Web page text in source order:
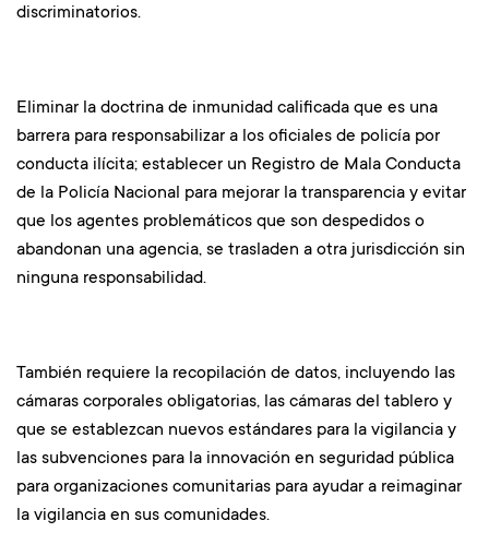
discriminatorios.
Eliminar la doctrina de inmunidad calificada que es una
barrera para responsabilizar a los oficiales de policía por
conducta ilícita; establecer un Registro de Mala Conducta
de la Policía Nacional para mejorar la transparencia y evitar
que los agentes problemáticos que son despedidos o
abandonan una agencia, se trasladen a otra jurisdicción sin
ninguna responsabilidad.
También requiere la recopilación de datos, incluyendo las
cámaras corporales obligatorias, las cámaras del tablero y
que se establezcan nuevos estándares para la vigilancia y
las subvenciones para la innovación en seguridad pública
para organizaciones comunitarias para ayudar a reimaginar
la vigilancia en sus comunidades.